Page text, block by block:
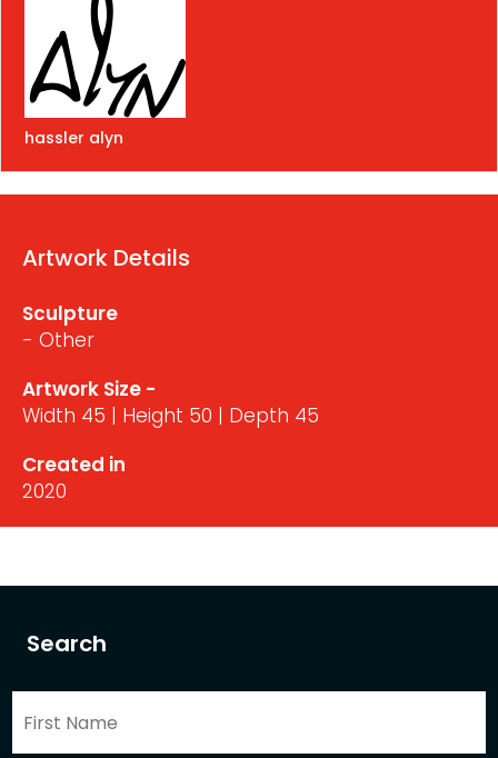
Search
hassler alyn
Artwork Details
Sculpture
- Other
Artwork Size -
Width 45 | Height 50 | Depth 45
Created in
2020